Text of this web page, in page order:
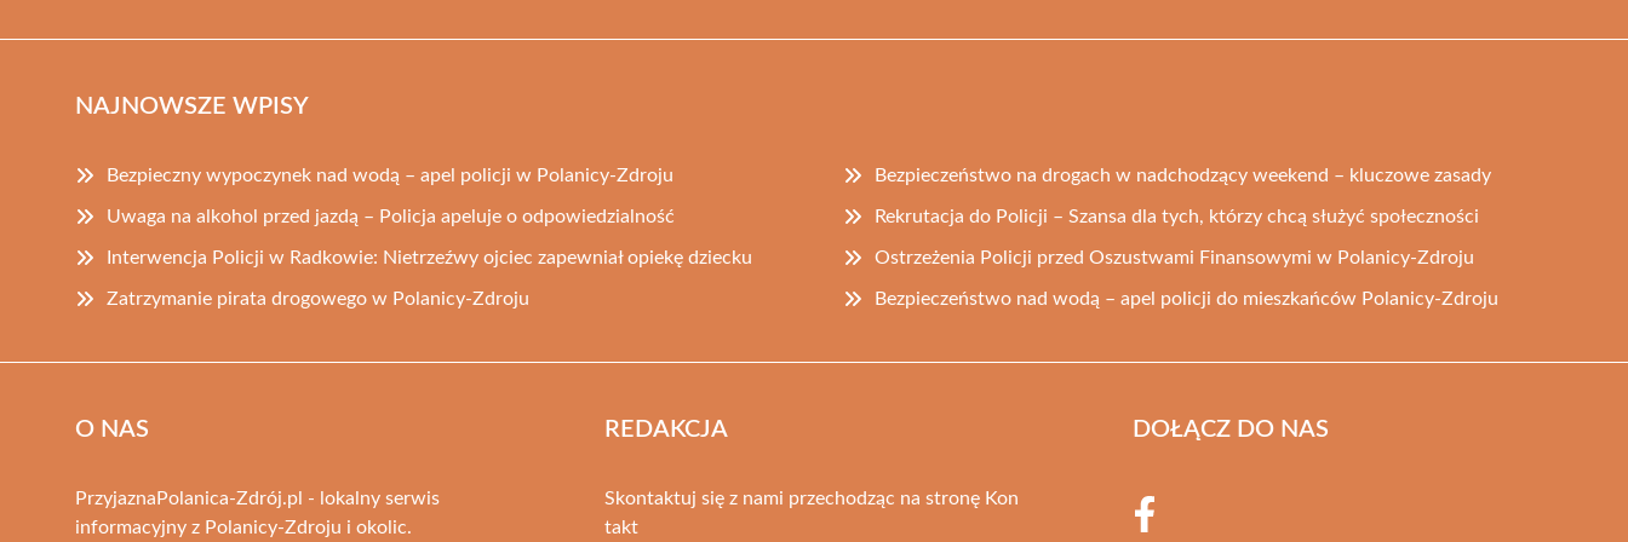
NAJNOWSZE WPISY
Bezpieczny wypoczynek nad wodą – apel policji w Polanicy-Zdroju Bezpieczeństwo na drogach w nadchodzący weekend – kluczowe zasady
Uwaga na alkohol przed jazdą – Policja apeluje o odpowiedzialność Rekrutacja do Policji – Szansa dla tych, którzy chcą służyć społeczności
Interwencja Policji w Radkowie: Nietrzeźwy ojciec zapewniał opiekę dziecku Ostrzeżenia Policji przed Oszustwami Finansowymi w Polanicy-Zdroju
Zatrzymanie pirata drogowego w Polanicy-Zdroju Bezpieczeństwo nad wodą – apel policji do mieszkańców Polanicy-Zdroju
O NAS
PrzyjaznaPolanica-Zdrój.pl - lokalny serwis
informacyjny z Polanicy-Zdroju i okolic.
REDAKCJA
Skontaktuj się z nami przechodząc na stronę Kon
takt
DOŁĄCZ DO NAS